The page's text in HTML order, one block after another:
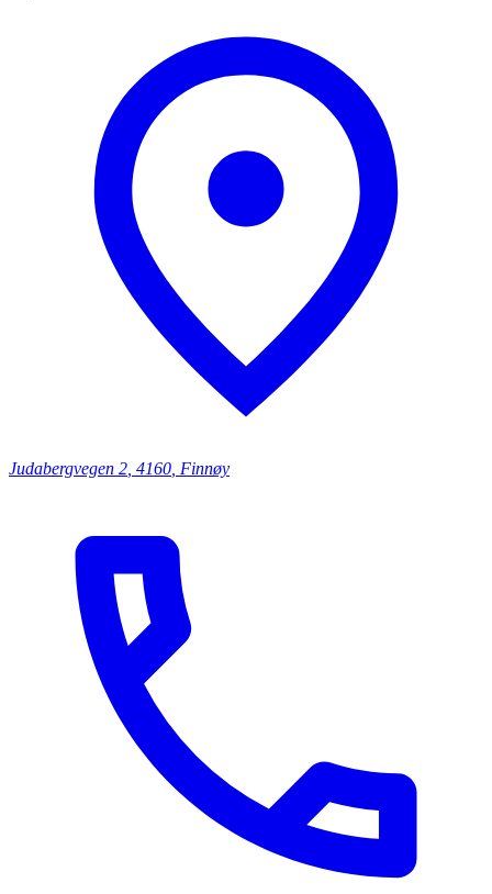
Judabergvegen 2 4160 Finnøy